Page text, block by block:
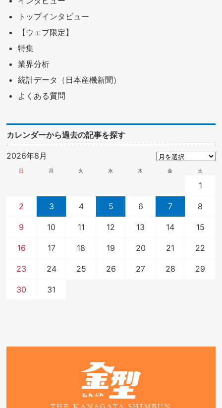
トップインタビュー
【ウェブ限定】
特集
業界分析
統計データ（日本産機新聞）
よくある質問
カレンダーから過去の記事を探す
2026年8月
日 月 火 水 木 金 土
1
2 3 4 5 6 7 8
9 10 11 12 13 14 15
16 17 18 19 20 21 22
23 24 25 26 27 28 29
30 31